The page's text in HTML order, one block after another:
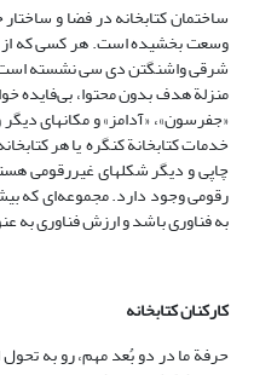
ساختمان کتابخانه در فضا و
وسعت بخشیده است. هر کسی که از
شرقی واشنگتن دی سی نشسته ‌است،
منزلة هدف بدون محتوا، بی‌فایده
«جفرسون»، «آدامز» و مکانهای
خدمات کتابخانة کنگره یا هر
چاپی و دیگر شکلهای غیررقومی
رقومی وجود دارد. مجموعه‌ای که
به فناوری باشد و ارزش فناوری به
کارکنان کتابخانه